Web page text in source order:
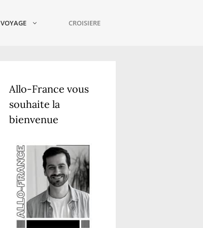
VOYAGE CROISIERE
Allo-France vous
souhaite la
bienvenue